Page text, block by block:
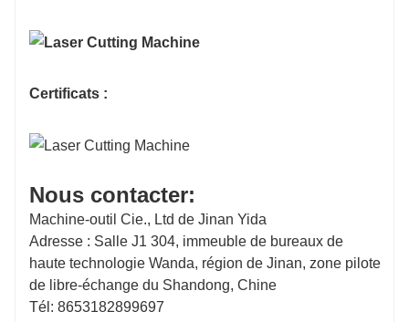
Certificats :
Nous contacter:
Machine-outil Cie., Ltd de Jinan Yida
Adresse : Salle J1 304, immeuble de bureaux de
haute technologie Wanda, région de Jinan, zone pilote
de libre-échange du Shandong, Chine
Tél: 8653182899697